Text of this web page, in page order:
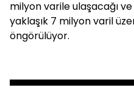
milyon varile ulaşacağı
yaklaşık 7 milyon varil
öngörülüyor.